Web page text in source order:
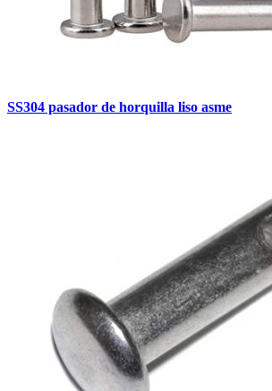
SS304 pasador de horquilla liso asme